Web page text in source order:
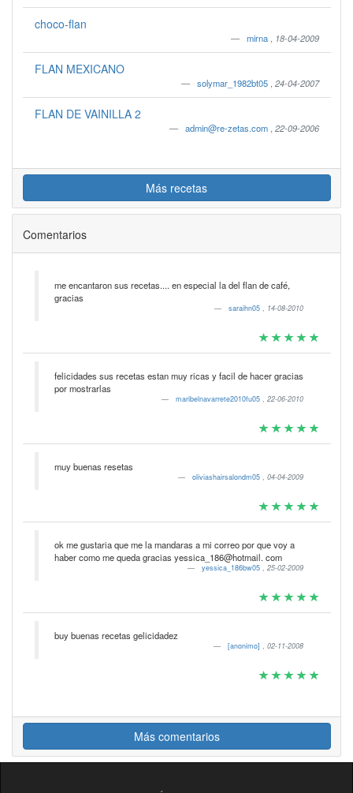
choco-flan
mirna 18-04-2009
FLAN MEXICANO
solymar_1982bt05 24-04-2007
FLAN DE VAINILLA 2
admin@re-zetas.com 22-09-2006
Más recetas
Comentarios
me encantaron sus recetas.... en especial la del flan de café,
gracias
saraihn05 , 14-08-2010
felicidades sus recetas estan muy ricas y facil de hacer gracias
por mostrarlas
maribelnavarrete2010fu05 , 22-06-2010
muy buenas resetas
oliviashairsalondm05 , 04-04-2009
ok me gustaria que me la mandaras a mi correo por que voy a
haber como me queda gracias yessica_186@hotmail. com
yessica_186bw05 , 25-02-2009
buy buenas recetas gelicidadez
[anonimo] , 02-11-2008
Más comentarios